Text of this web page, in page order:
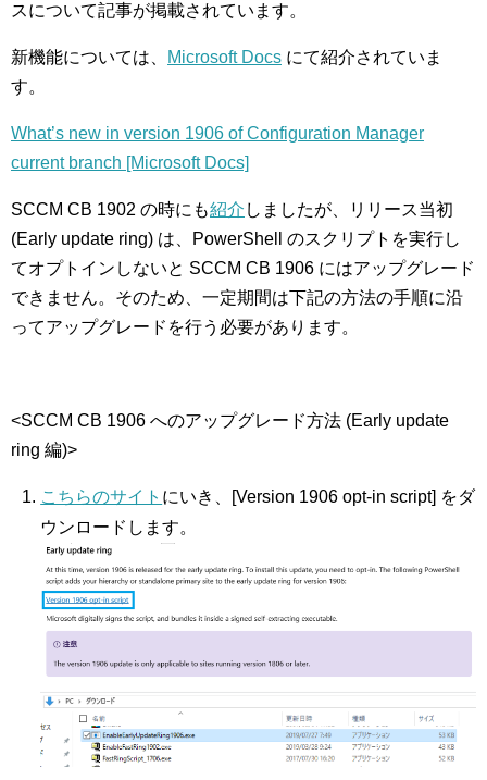
スについて記事が掲載されています。
新機能については、 Microsoft Docs にて紹介されていま
す。
What’s new in version 1906 of Configuration Manager
current branch [Microsoft Docs]
SCCM CB 1902 の時にも紹介 しましたが、リリース当初
(Early update ring) は、PowerShell のスクリプトを実行し
てオプトインしないと SCCM CB 1906 にはアップグレード
できません。そのため、一定期間は下記の方法の手順に沿
ってアップグレードを行う必要があります。
<SCCM CB 1906 へのアップグレード方法 (Early update
ring 編)>
こちらのサイト にいき、[Version 1906 opt-in script] をダ
ウンロードします。